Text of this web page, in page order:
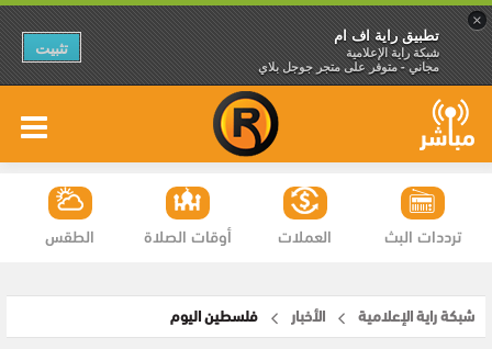
×
تطبيق راية اف ام
شبكة راية الإعلامية
مجاني - متوفر على متجر جوجل بلاي
تثبيت
الطقس أوقات الصلاة العملات ترددات البث
شبكة راية الإعلامية الأخبار فلسطين اليوم